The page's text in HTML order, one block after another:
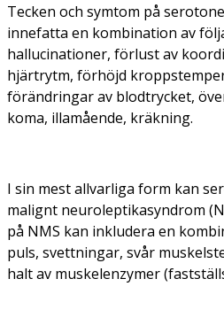
Tecken och symtom på
innefatta en kombination av
hallucinationer, förlust av
hjärtrytm, förhöjd
förändringar av blodtrycket,
koma, illamående, kräkning.
I sin mest allvarliga form kan
malignt neuroleptikasyndrom
på NMS kan inkludera en
puls, svettningar, svår
halt av muskelenzymer